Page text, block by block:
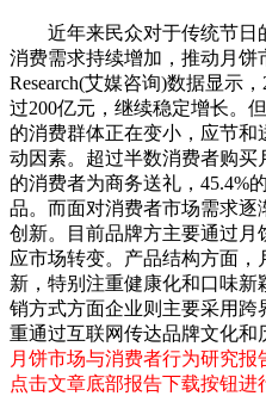
近年来民众对于传统节日
消费需求持续增加，推动月饼
Research(艾媒咨询)数据显示
过200亿元，继续稳定增长。
的消费群体正在变小，应节
动因素。超过半数消费者购买
的消费者为商务送礼，45.4%
品。而面对消费者市场需求
创新。目前品牌方主要通过
应市场转变。产品结构方面，
新，特别注重健康化和口味
销方式方面企业则主要采用
重通过互联网传达品牌文化和
月饼市场与消费者行为研究
点击文章底部报告下载按钮进